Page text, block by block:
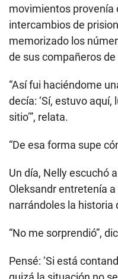
movimientos provenía
intercambios de
memorizado los
de sus compañeros
“Así fui haciéndome
decía: ‘Sí, estuvo
sitio’”, relata.
“De esa forma supe
Un día, Nelly escuchó
Oleksandr entretenía
narrándoles la historia
“No me sorprendió”,
Pensé: ‘Si está